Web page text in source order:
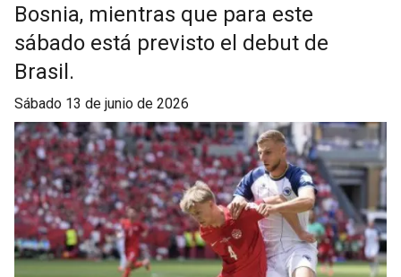
Bosnia, mientras que para este
sábado está previsto el debut de
Brasil.
sábado 13 de junio de 2026